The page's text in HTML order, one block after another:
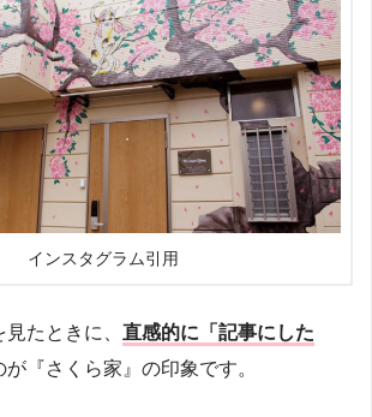
インスタグラム引用
たときに、 直感的に「記事にした
が『さくら家』の印象です。